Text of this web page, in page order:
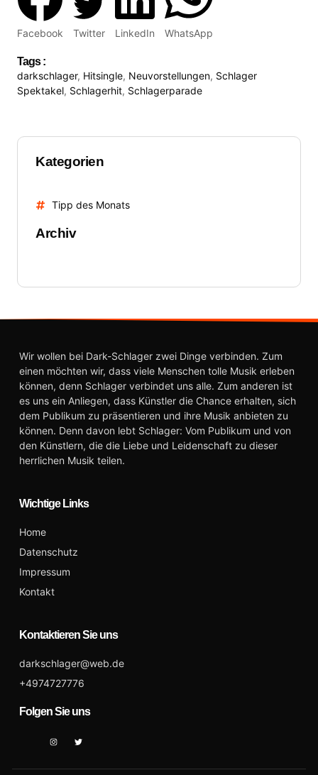
Facebook Twitter LinkedIn WhatsApp
Tags :
darkschlager, Hitsingle, Neuvorstellungen, Schlager
Spektakel, Schlagerhit, Schlagerparade
Kategorien
Tipp des Monats
Archiv
Wir wollen bei Dark-Schlager zwei Dinge verbinden. Zum
einen möchten wir, dass viele Menschen tolle Musik erleben
können, denn Schlager verbindet uns alle. Zum anderen ist
es uns ein Anliegen, dass Künstler die Chance erhalten, sich
dem Publikum zu präsentieren und ihre Musik anbieten zu
können. Denn davon lebt Schlager: Vom Publikum und von
den Künstlern, die die Liebe und Leidenschaft zu dieser
herrlichen Musik teilen.
Wichtige Links
Home
Datenschutz
Impressum
Kontakt
Kontaktieren Sie uns
darkschlager@web.de
+4974727776
Folgen Sie uns